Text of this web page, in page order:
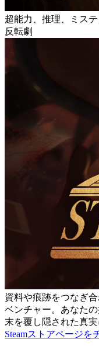
超能力、推理、ミス
反転劇
資料や痕跡をつなぎ
ベンチャー。あなた
末を覆し隠された真実
Steamストアページを